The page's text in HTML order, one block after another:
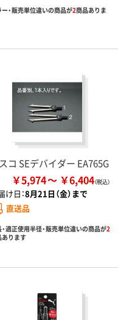
ー・販売単位違いの商品が2商品ありま
コ SEデバイダー EA765G
￥5,974 ￥6,404
け日：8月21日（金）まで
直送品
適正使用半径・販売単位違いの商品が2
あります